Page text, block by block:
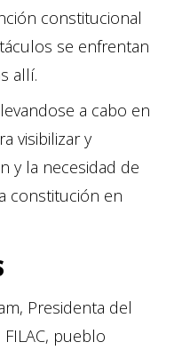
constitucional
se enfrentan
allí.
a cabo en
visibilizar y
y la necesidad de
constitución en
Presidenta del
pueblo